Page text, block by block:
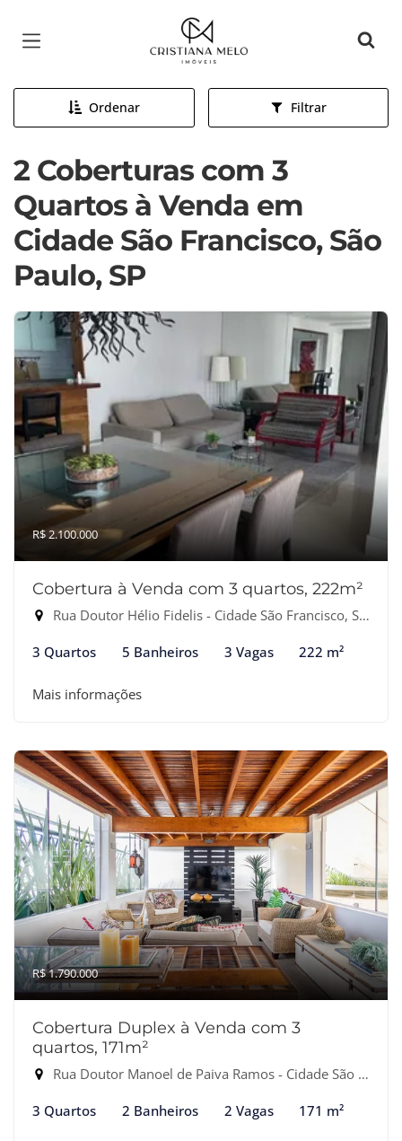
Página inicial
Ordenar Filtrar
2 Coberturas com 3
Quartos à Venda em
Cidade São Francisco, São
Paulo, SP
R$ 2.100.000
Cobertura à Venda com 3 quartos, 222m²
Rua Doutor Hélio Fidelis - Cidade São Francisco, São Paulo-SP
3 Quartos 5 Banheiros 3 Vagas 222 m²
Mais informações
R$ 1.790.000
Cobertura Duplex à Venda com 3
quartos, 171m²
Rua Doutor Manoel de Paiva Ramos - Cidade São Francisco, São Paulo-SP
3 Quartos 2 Banheiros 2 Vagas 171 m²